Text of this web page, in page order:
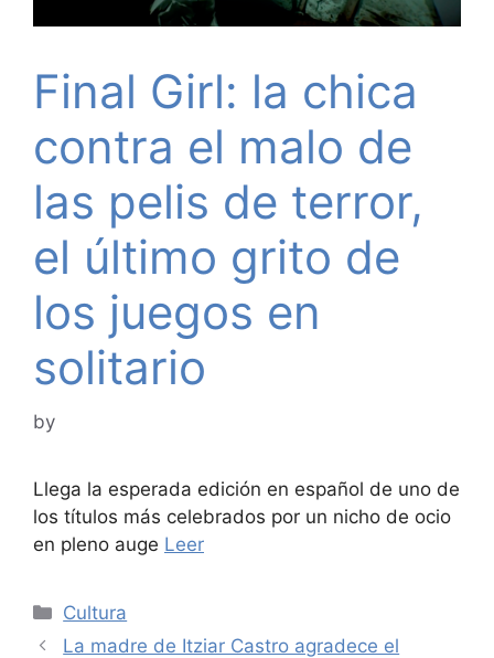
Final Girl: la chica
contra el malo de
las pelis de terror,
el último grito de
los juegos en
solitario
by
Llega la esperada edición en español de uno de
los títulos más celebrados por un nicho de ocio
en pleno auge Leer
Categories
Cultura
La madre de Itziar Castro agradece el